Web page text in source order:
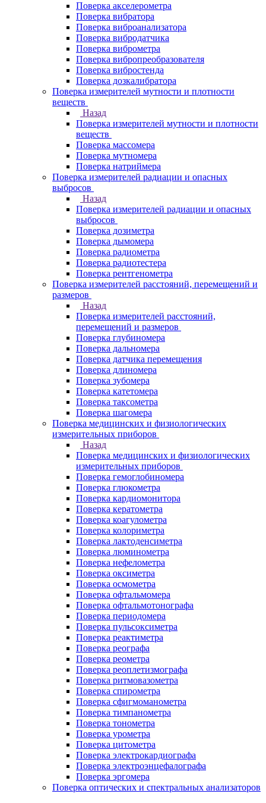
Поверка акселерометра
Поверка вибратора
Поверка виброанализатора
Поверка вибродатчика
Поверка виброметра
Поверка вибропреобразователя
Поверка вибростенда
Поверка дозкалибратора
Поверка измерителей мутности и плотности
веществ
Назад
Поверка измерителей мутности и плотности
веществ
Поверка массомера
Поверка мутномера
Поверка натриймера
Поверка измерителей радиации и опасных
выбросов
Назад
Поверка измерителей радиации и опасных
выбросов
Поверка дозиметра
Поверка дымомера
Поверка радиометра
Поверка радиотестера
Поверка рентгенометра
Поверка измерителей расстояний, перемещений и
размеров
Назад
Поверка измерителей расстояний,
перемещений и размеров
Поверка глубиномера
Поверка дальномера
Поверка датчика перемещения
Поверка длиномера
Поверка зубомера
Поверка катетомера
Поверка таксометра
Поверка шагомера
Поверка медицинских и физиологических
измерительных приборов
Назад
Поверка медицинских и физиологических
измерительных приборов
Поверка гемоглобиномера
Поверка глюкометра
Поверка кардиомонитора
Поверка кератометра
Поверка коагулометра
Поверка колориметра
Поверка лактоденсиметра
Поверка люминометра
Поверка нефелометра
Поверка оксиметра
Поверка осмометра
Поверка офтальмомера
Поверка офтальмотонографа
Поверка периодомера
Поверка пульсоксиметра
Поверка реактиметра
Поверка реографа
Поверка реометра
Поверка реоплетизмографа
Поверка ритмовазометра
Поверка спирометра
Поверка сфигмоманометра
Поверка тимпанометра
Поверка тонометра
Поверка урометра
Поверка цитометра
Поверка электрокардиографа
Поверка электроэнцефалографа
Поверка эргомера
Поверка оптических и спектральных анализаторов